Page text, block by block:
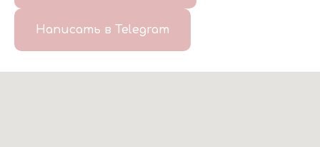
Написать в Telegram